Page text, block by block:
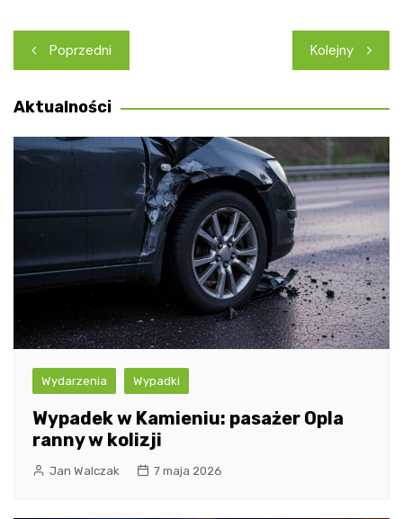
Nawigacja
wpisu
Poprzedni Kolejny
Aktualności
Wydarzenia Wypadki
Wypadek w Kamieniu: pasażer Opla
ranny w kolizji
Jan Walczak 7 maja 2026